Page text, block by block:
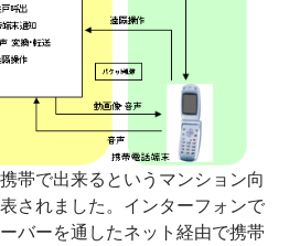
帯で出来るというマンション向
されました。インターフォンで
バーを通したネット経由で携帯